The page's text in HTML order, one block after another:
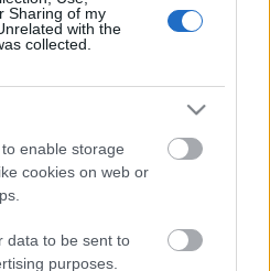
Sharing of my
with the
collected.
enable storage
cookies on web or
data to be sent to
purposes.